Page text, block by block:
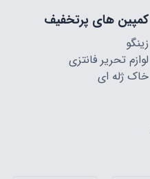
کمپین های پرتخفیف
زینگو
لوازم تحریر فانتزی
خاک ژله ای